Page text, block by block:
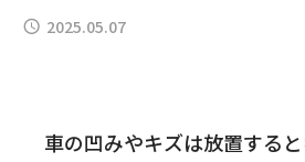
2025.05.07
車の凹みやキズは放置すると